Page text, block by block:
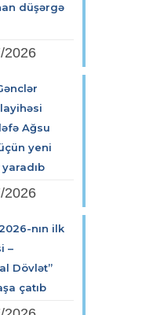
düşərgə
2026
Ağsu
yeni
2026
nın ilk
–
Dövlət”
çatıb